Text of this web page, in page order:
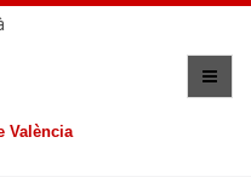
València